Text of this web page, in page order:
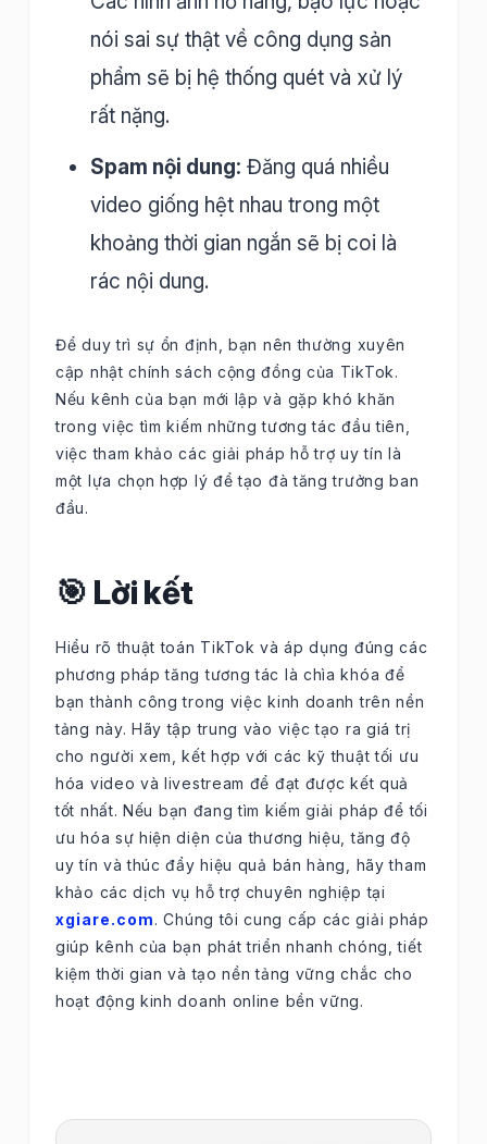
nói sai sự thật về công dụng sản
phẩm sẽ bị hệ thống quét và xử lý
rất nặng.
Spam nội dung: Đăng quá nhiều
video giống hệt nhau trong một
khoảng thời gian ngắn sẽ bị coi là
rác nội dung.
Để duy trì sự ổn định, bạn nên thường xuyên
cập nhật chính sách cộng đồng của TikTok.
Nếu kênh của bạn mới lập và gặp khó khăn
trong việc tìm kiếm những tương tác đầu tiên,
việc tham khảo các giải pháp hỗ trợ uy tín là
một lựa chọn hợp lý để tạo đà tăng trưởng ban
đầu.
🎯 Lời kết
Hiểu rõ thuật toán TikTok và áp dụng đúng các
phương pháp tăng tương tác là chìa khóa để
bạn thành công trong việc kinh doanh trên nền
tảng này. Hãy tập trung vào việc tạo ra giá trị
cho người xem, kết hợp với các kỹ thuật tối ưu
hóa video và livestream để đạt được kết quả
tốt nhất. Nếu bạn đang tìm kiếm giải pháp để tối
ưu hóa sự hiện diện của thương hiệu, tăng độ
uy tín và thúc đẩy hiệu quả bán hàng, hãy tham
khảo các dịch vụ hỗ trợ chuyên nghiệp tại
xgiare.com. Chúng tôi cung cấp các giải pháp
giúp kênh của bạn phát triển nhanh chóng, tiết
kiệm thời gian và tạo nền tảng vững chắc cho
hoạt động kinh doanh online bền vững.